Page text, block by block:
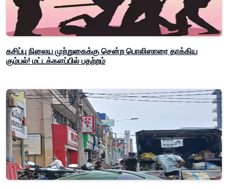
கசிப்பு நிலைய முற்றுகைக்கு சென்ற பொலிஸாரை தாக்கிய
கும்பல்! மட்டக்களப்பில் பதற்றம்